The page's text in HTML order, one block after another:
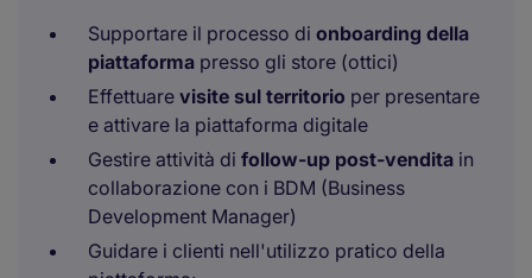
Supportare il processo di onboarding della
piattaforma presso gli store (ottici)
Effettuare visite sul territorio per presentare
e attivare la piattaforma digitale
Gestire attività di follow-up post-vendita in
collaborazione con i BDM (Business
Development Manager)
Guidare i clienti nell'utilizzo pratico della